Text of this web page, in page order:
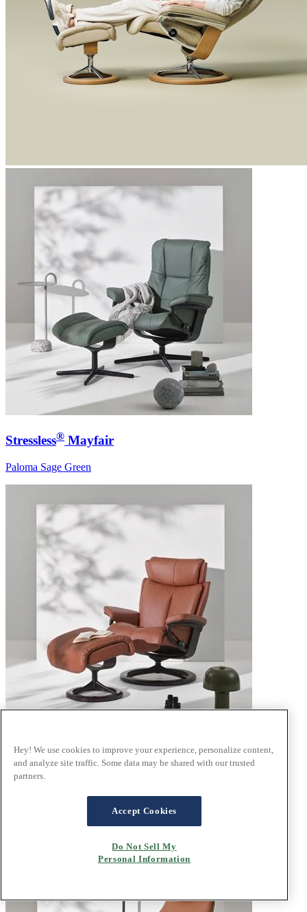
Stressless® Mayfair
Paloma Sage Green
Stressless®Magic
Paloma Copper
Hey! We use cookies to improve your experience, personalize content,
and analyze site traffic. Some data may be shared with our trusted
partners.
Accept Cookies
Do Not Sell My
Personal Information